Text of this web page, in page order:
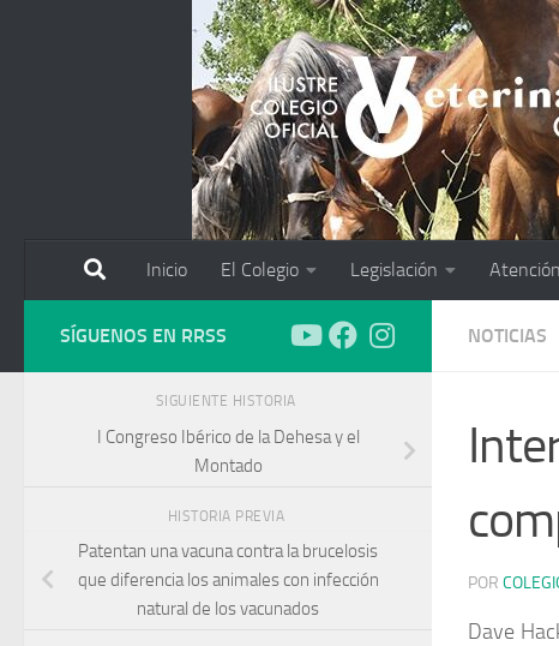
Inicio El Colegio Legislación
NOTICIAS
POR
Dave
SÍGUENOS EN RRSS
SIGUIENTE HISTORIA
I Congreso Ibérico de la Dehesa y el
Montado
HISTORIA PREVIA
Patentan una vacuna contra la brucelosis
que diferencia los animales con infección
natural de los vacunados